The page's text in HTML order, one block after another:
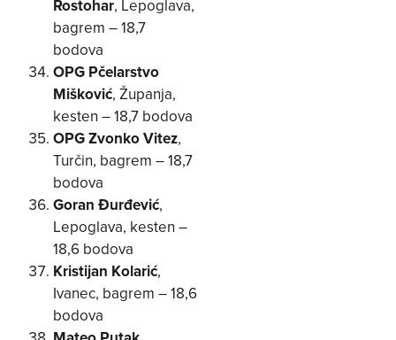
Rostohar, Lepoglava,
bagrem – 18,7
bodova
OPG Pčelarstvo
Mišković, Županja,
kesten – 18,7 bodova
OPG Zvonko Vitez,
Turčin, bagrem – 18,7
bodova
Goran Đurđević,
Lepoglava, kesten –
18,6 bodova
Kristijan Kolarić,
Ivanec, bagrem – 18,6
bodova